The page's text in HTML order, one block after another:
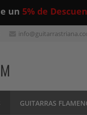
un 5% de
GUITARRAS